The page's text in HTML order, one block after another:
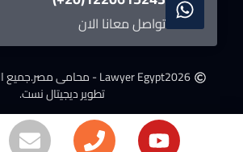
تواصل معانا الان
2026Lawyer Egypt - محامى مصر.
جميع
تطوير ديجيتال نست.